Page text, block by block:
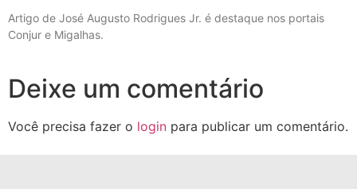
Artigo de José Augusto Rodrigues Jr. é destaque nos portais
Conjur e Migalhas.
Deixe um comentário
Você precisa fazer o login para publicar um comentário.